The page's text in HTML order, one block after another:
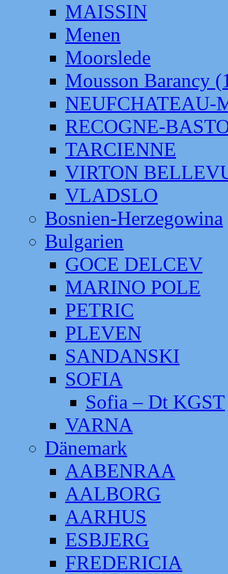
MAISSIN
Menen
Moorslede
Mousson Barancy
NEUFCHATEAU-
RECOGNE-
TARCIENNE
VIRTON
VLADSLO
Bosnien-Herzegowina
Bulgarien
GOCE DELCEV
MARINO POLE
PETRIC
PLEVEN
SANDANSKI
SOFIA
Sofia – Dt KGST
VARNA
Dänemark
AABENRAA
AALBORG
AARHUS
ESBJERG
FREDERICIA